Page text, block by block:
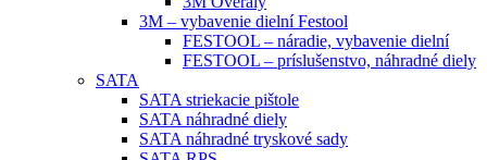
3M – vybavenie dielní Festool
FESTOOL – náradie, vybavenie dielní
FESTOOL – príslušenstvo, náhradné diely
SATA
SATA striekacie pištole
SATA náhradné diely
SATA náhradné tryskové sady